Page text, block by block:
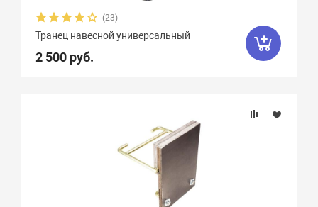
(23)
Транец навесной универсальный
2 500 руб.